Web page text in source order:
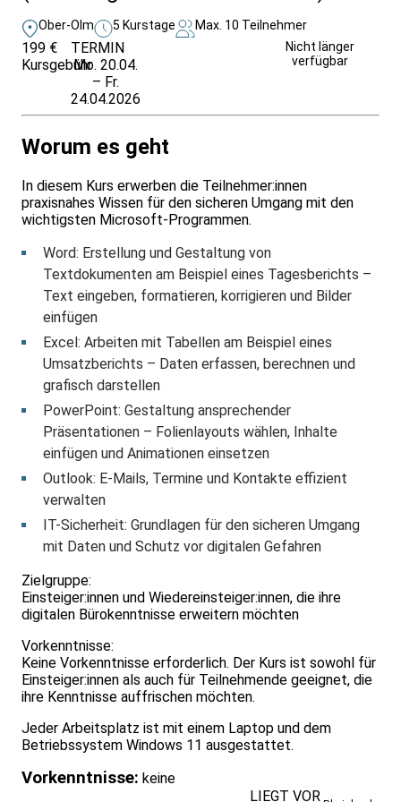
Ober-Olm 5 Kurstage Max. 10 Teilnehmer
199 €
Kursgebühr
TERMIN
Mo. 20.04.
– Fr.
24.04.2026
Nicht länger
verfügbar
Worum es geht
In diesem Kurs erwerben die Teilnehmer:innen
praxisnahes Wissen für den sicheren Umgang mit den
wichtigsten Microsoft-Programmen.
Word: Erstellung und Gestaltung von
Textdokumenten am Beispiel eines Tagesberichts –
Text eingeben, formatieren, korrigieren und Bilder
einfügen
Excel: Arbeiten mit Tabellen am Beispiel eines
Umsatzberichts – Daten erfassen, berechnen und
grafisch darstellen
PowerPoint: Gestaltung ansprechender
Präsentationen – Folienlayouts wählen, Inhalte
einfügen und Animationen einsetzen
Outlook: E-Mails, Termine und Kontakte effizient
verwalten
IT-Sicherheit: Grundlagen für den sicheren Umgang
mit Daten und Schutz vor digitalen Gefahren
Zielgruppe:
Einsteiger:innen und Wiedereinsteiger:innen, die ihre
digitalen Bürokenntnisse erweitern möchten
Vorkenntnisse:
Keine Vorkenntnisse erforderlich. Der Kurs ist sowohl für
Einsteiger:innen als auch für Teilnehmende geeignet, die
ihre Kenntnisse auffrischen möchten.
Jeder Arbeitsplatz ist mit einem Laptop und dem
Betriebssystem Windows 11 ausgestattet.
Vorkenntnisse: keine
LIEGT VOR